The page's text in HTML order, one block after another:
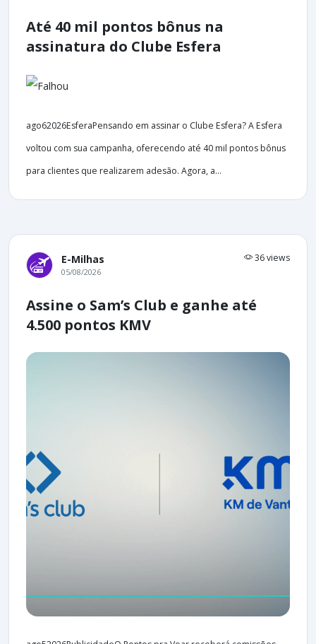
Até 40 mil pontos bônus na
assinatura do Clube Esfera
ago62026EsferaPensando em assinar o Clube Esfera? A Esfera
voltou com sua campanha, oferecendo até 40 mil pontos bônus
para clientes que realizarem adesão. Agora, a...
E-Milhas 36 views
05/08/2026
Assine o Sam’s Club e ganhe até
4.500 pontos KMV